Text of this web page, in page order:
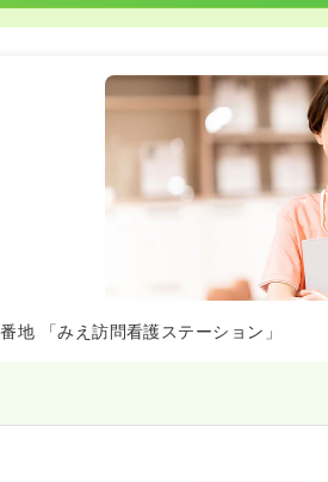
地 「みえ訪問看護ステーション」